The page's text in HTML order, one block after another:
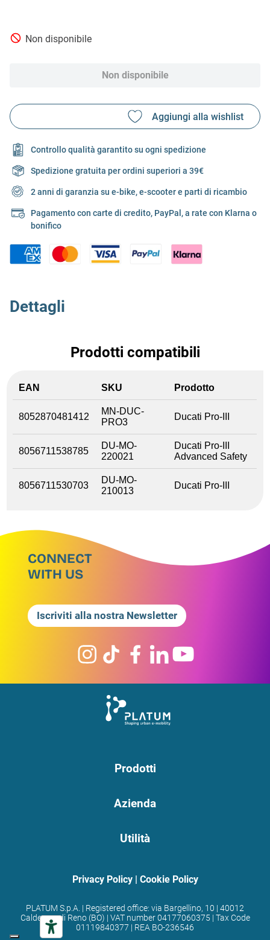
Non disponibile
Non disponibile
Controllo qualità garantito su ogni spedizione
Spedizione gratuita per ordini superiori a 39€
2 anni di garanzia su e-bike, e-scooter e parti di ricambio
Pagamento con carte di credito, PayPal, a rate con Klarna o
bonifico
Dettagli
Prodotti compatibili
EAN SKU Prodotto
8052870481412
MN-DUC-
PRO3
Ducati Pro-III
8056711538785
DU-MO-
220021
Ducati Pro-III
Advanced Safety
8056711530703
DU-MO-
210013
Ducati Pro-III
CONNECT
WITH US
Iscriviti alla nostra Newsletter
Prodotti
Azienda
Utilità
Privacy Policy| Cookie Policy
PLATUM S.p.A. | Registered office: via Bargellino, 10 | 40012
Calderara di Reno (BO) | VAT number 04177060375 | Tax Code
01119840377 | REA BO-236546